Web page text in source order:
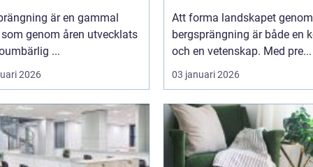
är en gammal
genom åren utvecklats
...
2026
Att forma landskapet genom
bergsprängning är både en
och en vetenskap. Med pre...
03 januari 2026